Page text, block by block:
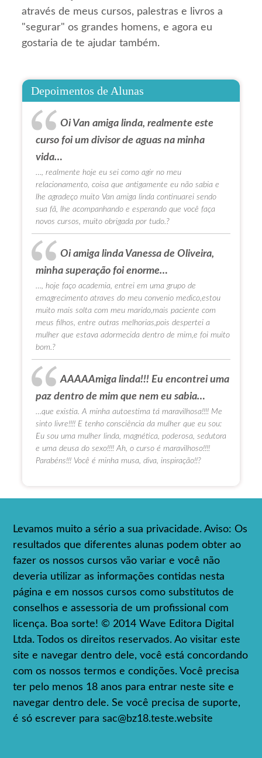
através de meus cursos, palestras e livros a
"segurar" os grandes homens, e agora eu
gostaria de te ajudar também.
Depoimentos de Alunas
Oi Van amiga linda, realmente este
curso foi um divisor de aguas na minha
vida…
…, realmente hoje eu sei como agir no meu
relacionamento, coisa que antigamente eu não sabia e
lhe agradeço muito Van amiga linda continuarei sendo
sua fã, lhe acompanhando e esperando que você faça
novos cursos, muito obrigada por tudo.?
Oi amiga linda Vanessa de Oliveira,
minha superação foi enorme…
…, hoje faço academia, entrei em uma grupo de
emagrecimento atraves do meu convenio medico,estou
muito mais solta com meu marido,mais paciente com
meus filhos, entre outras melhorias,pois despertei a
mulher que estava adormecida dentro de mim,e foi muito
bom.?
AAAAAmiga linda!!! Eu encontrei uma
paz dentro de mim que nem eu sabia…
…que existia. A minha autoestima tá maravilhosa!!!! Me
sinto livre!!!! E tenho consciência da mulher que eu sou:
Eu sou uma mulher linda, magnética, poderosa, sedutora
e uma deusa do sexo!!!! Ah, o curso é maravilhoso!!!!
Parabéns!!! Você é minha musa, diva, inspiração!!?
Levamos muito a sério a sua privacidade. Aviso: Os
resultados que diferentes alunas podem obter ao
fazer os nossos cursos vão variar e você não
deveria utilizar as informações contidas nesta
página e em nossos cursos como substitutos de
conselhos e assessoria de um profissional com
licença. Boa sorte! © 2014 Wave Editora Digital
Ltda. Todos os direitos reservados. Ao visitar este
site e navegar dentro dele, você está concordando
com os nossos termos e condições. Você precisa
ter pelo menos 18 anos para entrar neste site e
navegar dentro dele. Se você precisa de suporte,
é só escrever parasac@bz18.teste.website